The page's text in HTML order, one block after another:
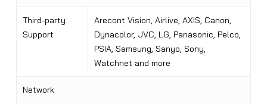
Third-party
Support
Arecont Vision, Airlive, AXIS, Canon,
Dynacolor, JVC, LG, Panasonic, Pelco,
PSIA, Samsung, Sanyo, Sony,
Watchnet and more
Network